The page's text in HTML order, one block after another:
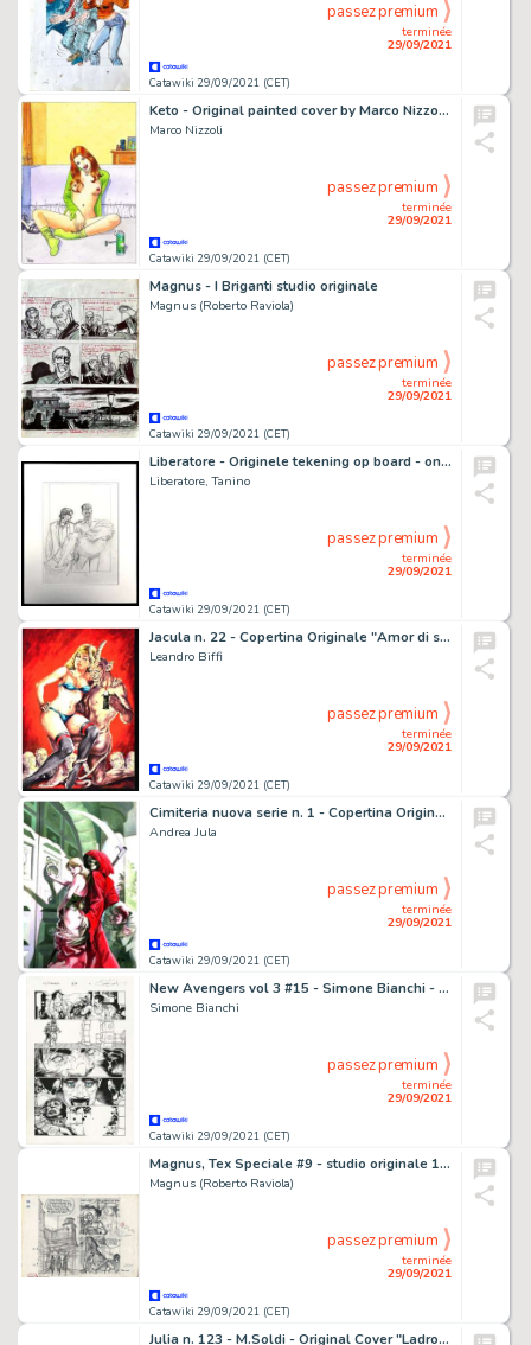
Catawiki 29/09/2021 (CET)
terminée
29/09/2021
passez premium
Keto - Original painted cover by Marco Nizzoli - Exemplaire unique
Marco Nizzoli
Catawiki 29/09/2021 (CET)
terminée
29/09/2021
passez premium
Magnus - I Briganti studio originale
Magnus (Roberto Raviola)
Catawiki 29/09/2021 (CET)
terminée
29/09/2021
passez premium
Liberatore - Originele tekening op board - ontwerp voor Franse filmposter 'Mes Amis ' - Page volante - Exemplaire unique - (1999)
Liberatore, Tanino
Catawiki 29/09/2021 (CET)
terminée
29/09/2021
passez premium
Jacula n. 22 - Copertina Originale "Amor di strega" - Page volante - Exemplaire unique - (1970)
Leandro Biffi
Catawiki 29/09/2021 (CET)
terminée
29/09/2021
passez premium
Cimiteria nuova serie n. 1 - Copertina Originale "L'Ultimo desiderio" - Page volante - Exemplaire unique - (2019)
Andrea Jula
Catawiki 29/09/2021 (CET)
terminée
29/09/2021
passez premium
New Avengers vol 3 #15 - Simone Bianchi - tavola originale - Page volante - Exemplaire unique - (2014)
Simone Bianchi
Catawiki 29/09/2021 (CET)
terminée
29/09/2021
passez premium
Magnus, Tex Speciale #9 - studio originale 112 per "La Valle del Terrore " - Page volante - Exemplaire unique - (1996)
Magnus (Roberto Raviola)
Catawiki 29/09/2021 (CET)
terminée
29/09/2021
passez premium
Julia n. 123 - M.Soldi - Original Cover "Ladro scaccia ladro" - Page volante - (2008)